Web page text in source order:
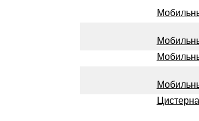
Цистерна